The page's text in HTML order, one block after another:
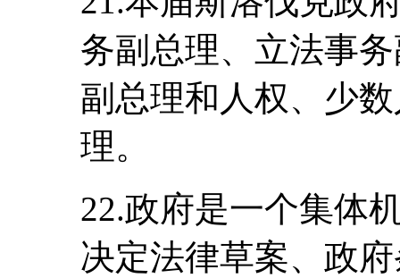
务副总理、立法事
副总理和人权、少
理。
22.政府是一个集体
决定法律草案、政